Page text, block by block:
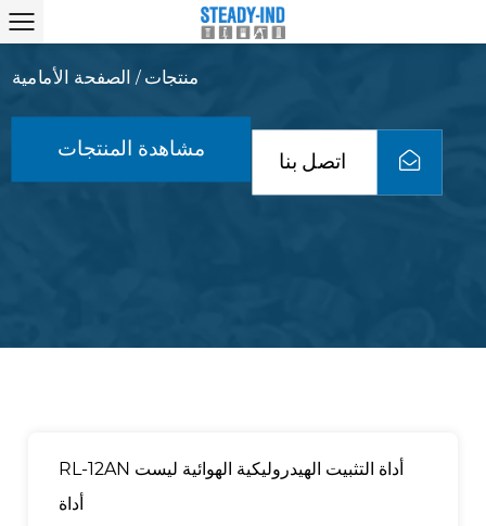
الصفحة الأمامية / منتجات
مشاهدة المنتجات
RL-12AN أداة التثبيت الهيدروليكية الهوائية ليست
أداة